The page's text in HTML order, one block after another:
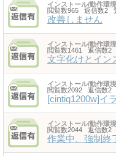
インストール/動作環境
閲覧数965 返信数2
改善しません
インストール/動作環境
閲覧数1461 返信数
文字化けとイン
インストール/動作環境
閲覧数2092 返信数2
[cintiq1200w]イ
インストール/動作環境
閲覧数2044 返信数
作業中、強制終